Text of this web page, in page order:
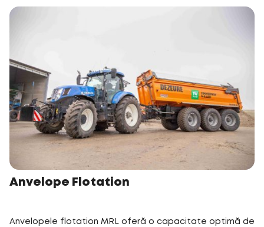
Anvelope Flotation
Anvelopele flotation MRL oferă o capacitate optimă de